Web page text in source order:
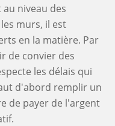
niveau des
murs, il est
en la matière. Par
de convier des
les délais qui
d'abord remplir un
de payer de l'argent